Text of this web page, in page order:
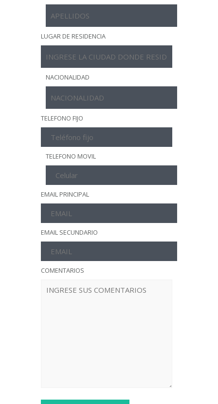
LUGAR DE RESIDENCIA
NACIONALIDAD
TELEFONO FIJO
TELEFONO MOVIL
EMAIL PRINCIPAL
EMAIL SECUNDARIO
COMENTARIOS